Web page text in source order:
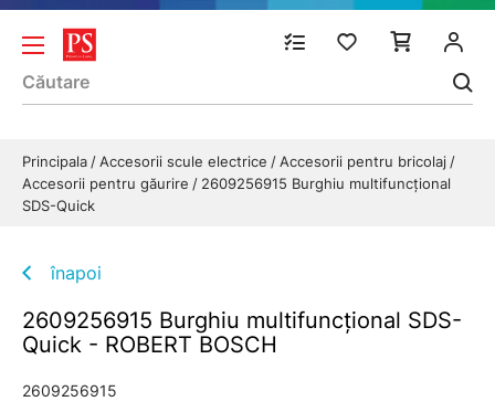
Principala Accesorii scule electrice
Accesorii pentru bricolaj
Accesorii pentru găurire
2609256915 Burghiu multifuncţional
SDS-Quick
înapoi
2609256915 Burghiu multifuncţional SDS-
Quick - ROBERT BOSCH
2609256915